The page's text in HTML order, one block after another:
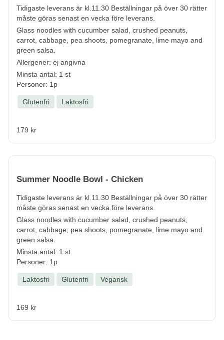
Tidigaste leverans är kl.11.30 Beställningar på över 30 rätter
måste göras senast en vecka före leverans.
Glass noodles with cucumber salad, crushed peanuts,
carrot, cabbage, pea shoots, pomegranate, lime mayo and
green salsa.
Allergener: ej angivna
Minsta antal: 1 st
Personer: 1p
Glutenfri Laktosfri
179 kr
Summer Noodle Bowl - Chicken
Tidigaste leverans är kl.11.30 Beställningar på över 30 rätter
måste göras senast en vecka före leverans.
Glass noodles with cucumber salad, crushed peanuts,
carrot, cabbage, pea shoots, pomegranate, lime mayo and
green salsa
Minsta antal: 1 st
Personer: 1p
Laktosfri Glutenfri Vegansk
169 kr